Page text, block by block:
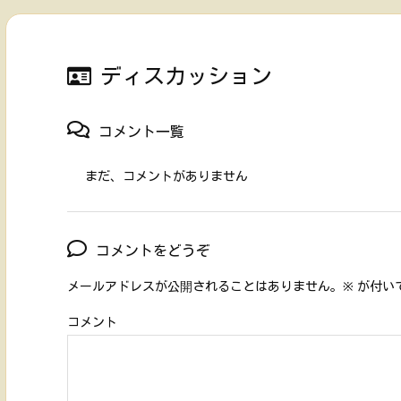
ディスカッション
コメント一覧
まだ、コメントがありません
コメントをどうぞ
メールアドレスが公開されることはありません。 ※ が付い
コメント